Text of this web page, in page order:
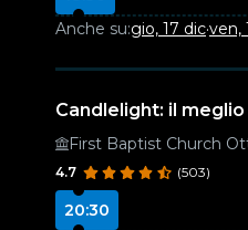
Anche su:gio, 17 dic·ven,
Candlelight: il
First Baptist Church
4.7 (503)
20:30